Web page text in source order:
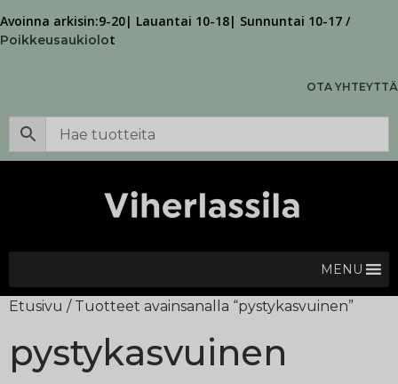
Avoinna arkisin:9-20| Lauantai 10-18| Sunnuntai 10-17 /
Poikkeusaukiolot
OTA YHTEYTTÄ
MENU
Etusivu / Tuotteet avainsanalla “pystykasvuinen”
pystykasvuinen